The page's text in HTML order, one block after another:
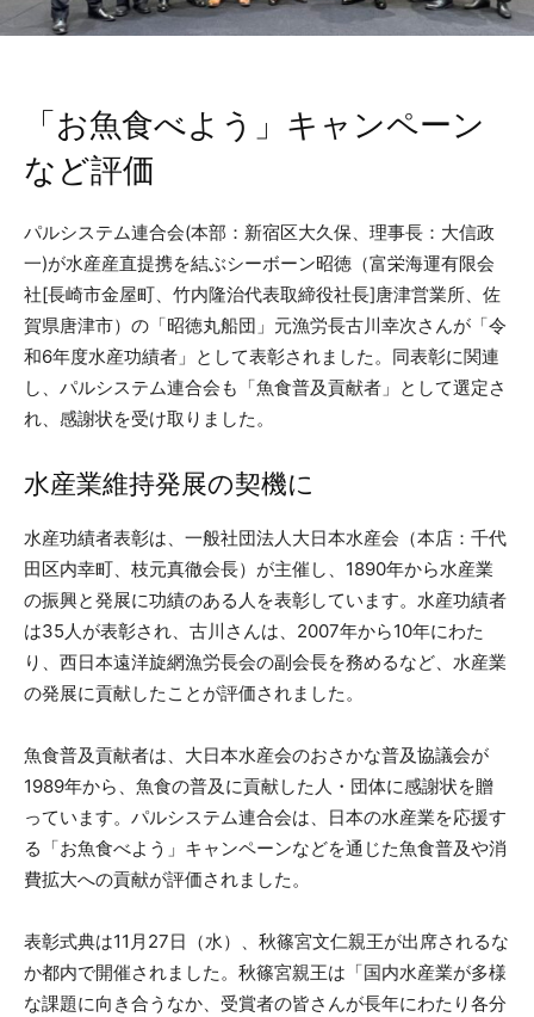
「お魚食べよう」キャンペーン
など評価
パルシステム連合会(本部：新宿区大久保、理事長：大信政
一)が水産産直提携を結ぶシーボーン昭徳（富栄海運有限会
社[長崎市金屋町、竹内隆治代表取締役社長]唐津営業所、佐
賀県唐津市）の「昭徳丸船団」元漁労長古川幸次さんが「令
和6年度水産功績者」として表彰されました。同表彰に関連
し、パルシステム連合会も「魚食普及貢献者」として選定さ
れ、感謝状を受け取りました。
水産業維持発展の契機に
水産功績者表彰は、一般社団法人大日本水産会（本店：千代
田区内幸町、枝元真徹会長）が主催し、1890年から水産業
の振興と発展に功績のある人を表彰しています。水産功績者
は35人が表彰され、古川さんは、2007年から10年にわた
り、西日本遠洋旋網漁労長会の副会長を務めるなど、水産業
の発展に貢献したことが評価されました。
魚食普及貢献者は、大日本水産会のおさかな普及協議会が
1989年から、魚食の普及に貢献した人・団体に感謝状を贈
っています。パルシステム連合会は、日本の水産業を応援す
る「お魚食べよう」キャンペーンなどを通じた魚食普及や消
費拡大への貢献が評価されました。
表彰式典は11月27日（水）、秋篠宮文仁親王が出席されるな
か都内で開催されました。秋篠宮親王は「国内水産業が多様
な課題に向き合うなか、受賞者の皆さんが長年にわたり各分